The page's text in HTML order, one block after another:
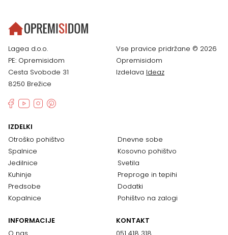
Lagea d.o.o.
PE: Opremisidom
Cesta Svobode 31
8250 Brežice
Vse pravice pridržane © 2026
Opremisidom
Izdelava Ideaz
IZDELKI
Otroško pohištvo
Spalnice
Jedilnice
Kuhinje
Predsobe
Kopalnice
Dnevne sobe
Kosovno pohištvo
Svetila
Preproge in tepihi
Dodatki
Pohištvo na zalogi
INFORMACIJE
KONTAKT